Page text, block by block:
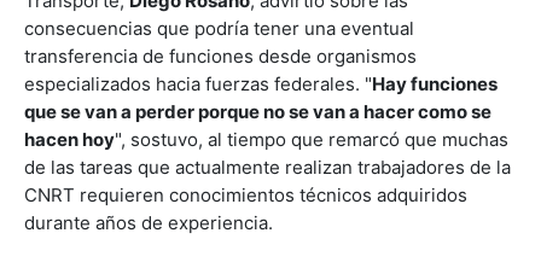
consecuencias que podría tener una eventual
transferencia de funciones desde organismos
especializados hacia fuerzas federales. "Hay funciones
que se van a perder porque no se van a hacer como se
hacen hoy", sostuvo, al tiempo que remarcó que muchas
de las tareas que actualmente realizan trabajadores de la
CNRT requieren conocimientos técnicos adquiridos
durante años de experiencia.